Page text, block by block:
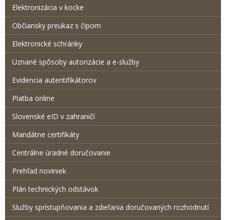
Elektronizácia v kocke
Občiansky preukaz s čipom
Elektronické schránky
Uznané spôsoby autorizácie a e-služby
Evidencia autentifikátorov
Platba online
Slovenské eID v zahraničí
Mandátne certifikáty
Centrálne úradné doručovanie
Prehľad noviniek
Plán technických odstávok
Služby sprístupňovania a zdieľania doručovaných rozhodnutí